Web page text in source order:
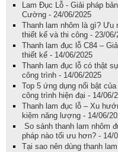
Lam Đục Lỗ - Giải pháp
Cường - 24/06/2025
Thanh lam nhôm là gì? Ưu
thiết kế và thi công - 23/06/
Thanh lam đục lỗ C84 –
thiết kế - 14/06/2025
Thanh lam đục lỗ có thật
công trình - 14/06/2025
Top 5 ứng dụng nổi bật
công trình hiện đại - 14/06/
Thanh lam đục lỗ – Xu
kiệm năng lượng - 14/06/
So sánh thanh lam nhôm
pháp nào tối ưu hơn? - 14/
Tại sao nên dùng thanh